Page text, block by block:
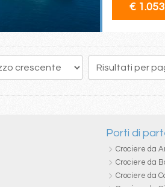
€ 1.053
167 168 169 170 171 172
Porti di
Crociere da
Crociere da
Crociere da